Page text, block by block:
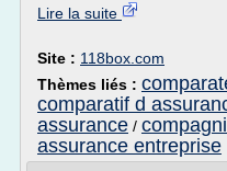
Lire la suite
Site : 118box.com
Thèmes liés :
comparatif d
assurance /
assurance entreprise